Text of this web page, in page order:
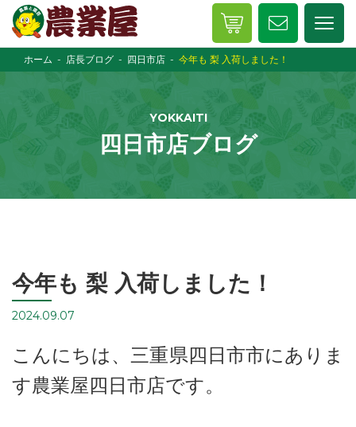
ホーム 店長ブログ 四日市店 今年も 梨 入荷しました！
YOKKAITI
四日市店ブログ
今年も 梨 入荷しました！
2024.09.07
こんにちは、三重県四日市市にありま
す農業屋四日市店です。